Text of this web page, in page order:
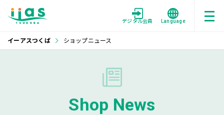
デジタル会員 Language
イーアスつくば ショップニュース
Shop News